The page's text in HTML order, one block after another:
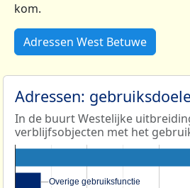
kom.
Adressen West Betuwe
Adressen:
In de buurt Westelijke
verblijfsobjecten met het
Overige gebruiksfunctie
Overige gebruiksfunctie